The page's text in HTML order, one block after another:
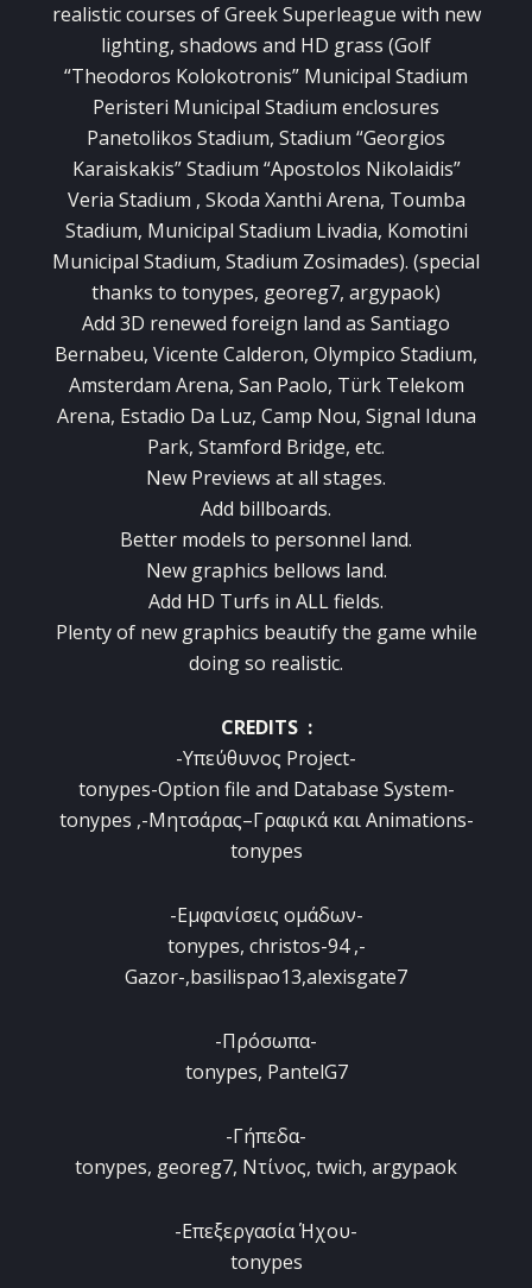
realistic courses of Greek Superleague with new
lighting, shadows and HD grass (Golf
“Theodoros Kolokotronis” Municipal Stadium
Peristeri Municipal Stadium enclosures
Panetolikos Stadium, Stadium “Georgios
Karaiskakis”Stadium “Apostolos Nikolaidis”
Veria Stadium , Skoda Xanthi Arena, Toumba
Stadium, Municipal Stadium Livadia, Komotini
Municipal Stadium, Stadium Zosimades). (special
thanks to tonypes, georeg7, argypaok)
Add 3D renewed foreign land as Santiago
Bernabeu, Vicente Calderon, Olympico Stadium,
Amsterdam Arena, San Paolo, Türk Telekom
Arena, Estadio Da Luz, Camp Nou, Signal Iduna
Park, Stamford Bridge, etc.
New Previews at all stages.
Add billboards.
Better models to personnel land.
New graphics bellows land.
Add HD Turfs in ALLfields.
Plenty of new graphics beautify the game while
doing so realistic.
CREDITS :
-Υπεύθυνος Project-
tonypes-Option file and Database System-
tonypes ,-Μητσάρας–Γραφικά και Animations-
tonypes
-Εμφανίσεις ομάδων-
tonypes, christos-94 ,-
Gazor-,basilispao13,alexisgate7
-Πρόσωπα-
tonypes, PantelG7
-Γήπεδα-
tonypes, georeg7, Ντίνος, twich, argypaok
-Eπεξεργασία Ήχου-
tonypes